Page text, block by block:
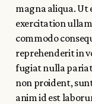
magna aliqua. Ut
exercitation
commodo
reprehenderit in
fugiat nulla
non proident,
anim id est